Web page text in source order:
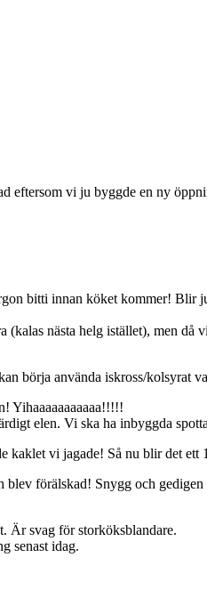
eftersom vi ju byggde en ny
bitti innan köket kommer! Blir
nästa helg istället), men
börja använda iskross/kolsyrat
Yihaaaaaaaaaaa!!!!!
elen. Vi ska ha inbyggda
kaklet vi jagade! Så nu blir det
förälskad! Snygg och
Är svag för storköksblandare.
senast idag.